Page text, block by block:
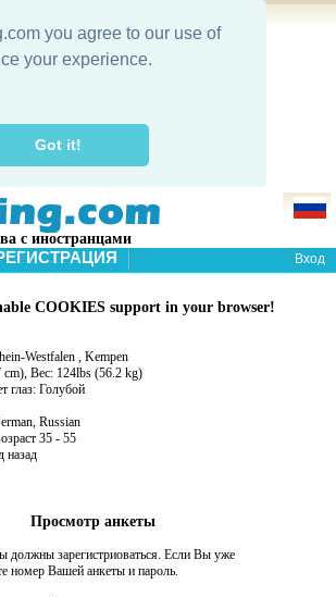
you agree to our use of
your experience.
Got it!
с иностранцами
Вход
COOKIES support in your browser!
Westfalen , Kempen
cm), Вес: 124lbs (56.2 kg)
глаз: Голубой
Russian
35 - 55
назад
Просмотр анкеты
должны зарегистриоваться. Если Вы уже
номер Вашей анкеты и пароль.